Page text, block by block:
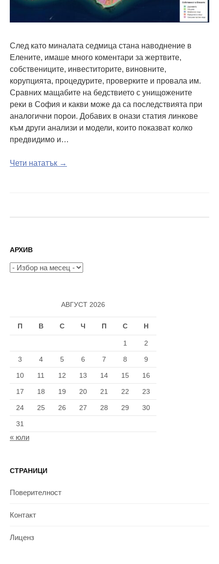
След като миналата седмица стана наводнение в
Елените, имаше много коментари за жертвите,
собствениците, инвеститорите, виновните,
корупцията, процедурите, проверките и провала им.
Сравних мащабите на бедствието с унищожените
реки в София и какви може да са последствията при
аналогични порои. Добавих в онази статия линкове
към други анализи и модели, които показват колко
предвидимо и…
Чети нататък →
АРХИВ
Архив
АВГУСТ 2026
П В С Ч П С Н
1 2
3 4 5 6 7 8 9
10 11 12 13 14 15 16
17 18 19 20 21 22 23
24 25 26 27 28 29 30
31
« юли
СТРАНИЦИ
Поверителност
Контакт
Лиценз